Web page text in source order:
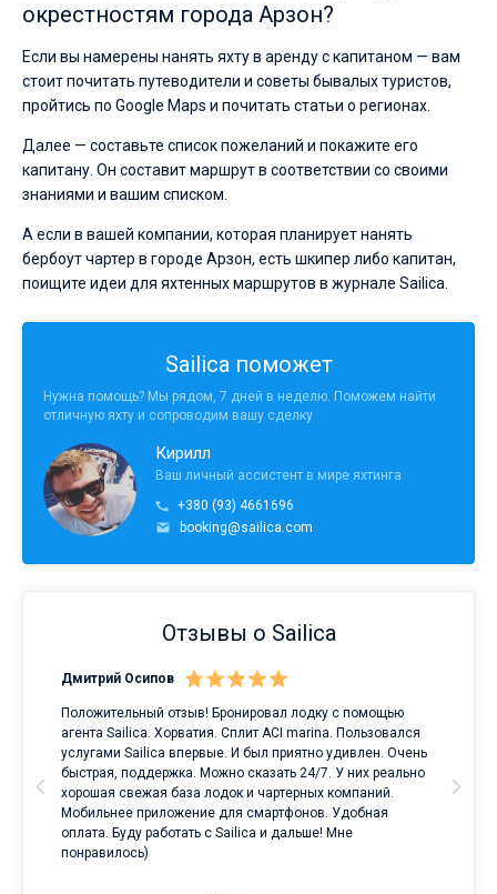
окрестностям города Арзон?
Если вы намерены нанять яхту в аренду с капитаном — вам
стоит почитать путеводители и советы бывалых туристов,
пройтись по Google Maps и почитать статьи о регионах.
Далее — составьте список пожеланий и покажите его
капитану. Он составит маршрут в соответствии со своими
знаниями и вашим списком.
А если в вашей компании, которая планирует нанять
бербоут чартер в городе Арзон, есть шкипер либо капитан,
поищите идеи для яхтенных маршрутов в журнале Sailica.
Sailica поможет
Нужна помощь? Мы рядом, 7 дней в неделю. Поможем найти
отличную яхту и сопроводим вашу сделку
Кирилл
Ваш личный ассистент в мире яхтинга
+380 (93) 4661696
booking@sailica.com
Отзывы о Sailica
Дмитрий Осипов
Положительный отзыв! Бронировал лодку с помощью
агента Sailica. Хорватия. Сплит ACI marina. Пользовался
услугами Sailica впервые. И был приятно удивлен. Очень
быстрая, поддержка. Можно сказать 24/7. У них реально
хорошая свежая база лодок и чартерных компаний.
Мобильнее приложение для смартфонов. Удобная
оплата. Буду работать с Sailica и дальше! Мне
понравилось)